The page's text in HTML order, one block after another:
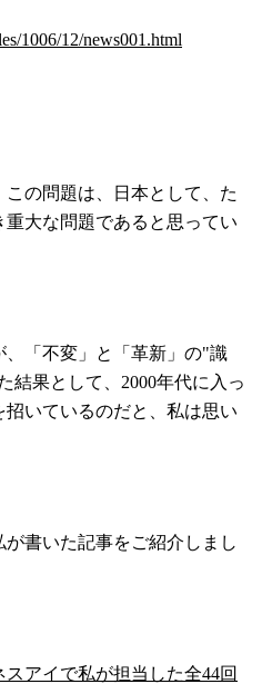
1006/12/news001.html
の問題は、日本として、た
大な問題であると思ってい
、「不変」と「革新」の"識
結果として、2000年代に入っ
いているのだと、私は思い
書いた記事をご紹介しまし
アイで私が担当した全44回